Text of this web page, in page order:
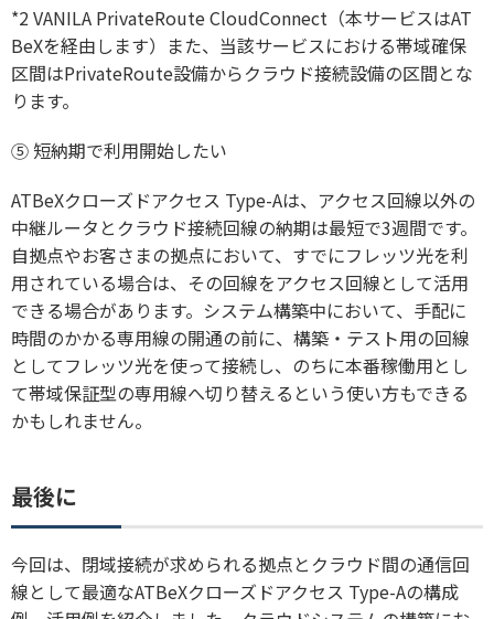
*2 VANILA PrivateRoute CloudConnect（本サービスはAT
BeXを経由します）また、当該サービスにおける帯域確保
区間はPrivateRoute設備からクラウド接続設備の区間とな
ります。
⑤ 短納期で利用開始したい
ATBeXクローズドアクセス Type-Aは、アクセス回線以外の
中継ルータとクラウド接続回線の納期は最短で3週間です。
自拠点やお客さまの拠点において、すでにフレッツ光を利
用されている場合は、その回線をアクセス回線として活用
できる場合があります。システム構築中において、手配に
時間のかかる専用線の開通の前に、構築・テスト用の回線
としてフレッツ光を使って接続し、のちに本番稼働用とし
て帯域保証型の専用線へ切り替えるという使い方もできる
かもしれません。
最後に
今回は、閉域接続が求められる拠点とクラウド間の通信回
線として最適なATBeXクローズドアクセス Type-Aの構成